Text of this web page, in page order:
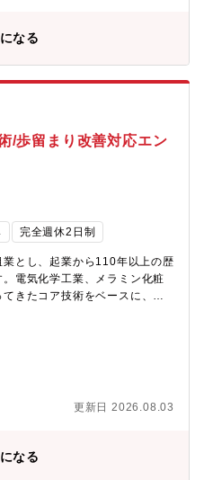
にかかる医療費(自己負担相当
行開発を担っております。
円/年の売上を目指しています。
けの新規事業開発を行っていま
プロジェクト（18名：プロジ
。「プラチナくるみん」(厚労
めて認定取得「健康経営優良法
より9年連続認定取得「健康経
引所) 2025年に初選定「ワー
業」(岐阜県) 2018年に認定取
開発やバッテリー部品の塗装
を開発・販売するだけでな
納品することも想定していま
に向けたプロセス開発にとど
の損傷や充電中のトラブルに
性確保において非常に重要で
重要な製品になります。・EV
を達成する一員となり、世界ト
とができます。【大垣市の魅
の楽しみ方もできることから
おり、住みよさランキングで
置く岐阜県大垣市は自然豊
す。・物価も安く、生活しや
では、名古屋市全区の平均値
にかかる医療費(自己負担相当
なる
/歩留まり改善対応エン
完全週休2日制
業とし、起業から110年以上の歴
電気化学工業、メラミン化粧
きたコア技術をベースに、時
自動車の環境対応を支えるセ
スの企業から選ばれる企業に
」です。特に半導体パッケー
大に伴い、今後の事業拡大が
要企業から高く評価されてい
。「プラチナくるみん」(厚労
めて認定取得「健康経営優良法
更新日 2026.08.03
なる